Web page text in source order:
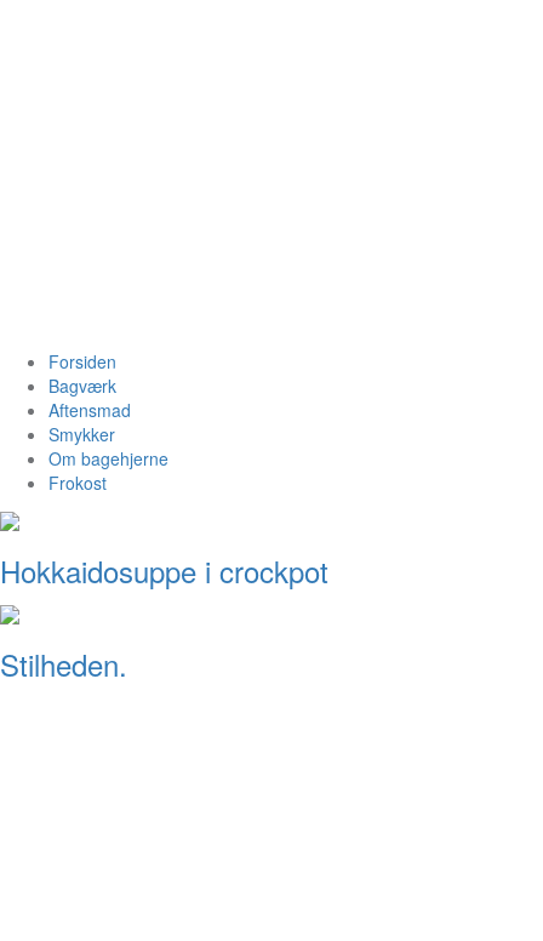
Forsiden
Bagværk
Aftensmad
Smykker
Om bagehjerne
Frokost
Hokkaidosuppe i crockpot
Stilheden.